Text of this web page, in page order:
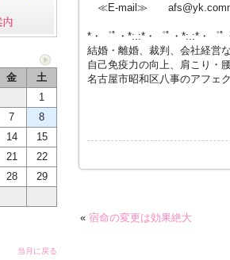
≪E-mail≫
*・゜ﾟ・*:.:*・゜ﾟ・*:.:*・゜
結婚・離婚、裁判、会社経営
自己免疫力の向上、肩こり・
名古屋市昭和区八事のアフェ
« 宿命の変更は効果絶大
金
土
1
7
8
14
15
21
22
28
29
当月に戻る